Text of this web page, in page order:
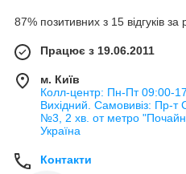
87% позитивних з 15 відгуків за
Працює з 19.06.2011
м. Київ
Колл-центр: Пн-Пт 09:00-
Вихідний. Самовивіз: Пр-
№3, 2 хв. от метро
Україна
Контакти